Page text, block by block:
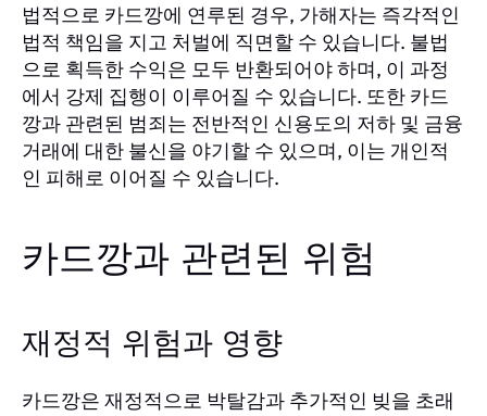
법적으로 카드깡에 연루된 경우, 가해자는 즉각적인
법적 책임을 지고 처벌에 직면할 수 있습니다. 불법
으로 획득한 수익은 모두 반환되어야 하며, 이 과정
에서 강제 집행이 이루어질 수 있습니다. 또한 카드
깡과 관련된 범죄는 전반적인 신용도의 저하 및 금융
거래에 대한 불신을 야기할 수 있으며, 이는 개인적
인 피해로 이어질 수 있습니다.
카드깡과 관련된 위험
재정적 위험과 영향
카드깡은 재정적으로 박탈감과 추가적인 빚을 초래